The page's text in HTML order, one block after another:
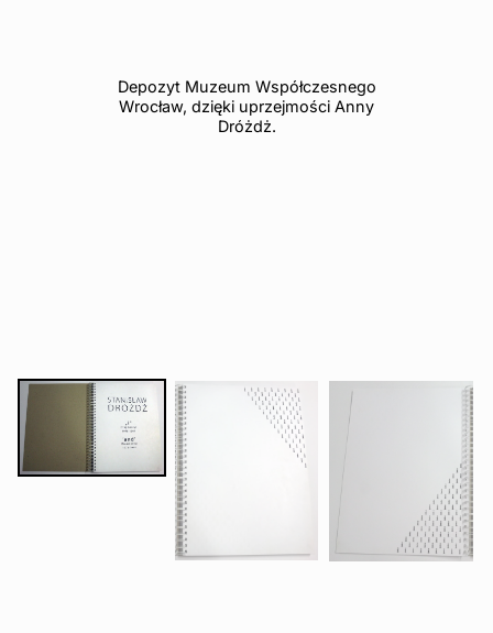
Depozyt Muzeum Współczesnego
Wrocław, dzięki uprzejmości Anny
Dróżdż.